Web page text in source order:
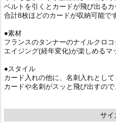
ベルトを引くとカードが飛び出るカ
合計8枚ほどのカードが収納可能です
●素材
フランスのタンナーのナイルクロコ
エイジング(経年変化)が楽しめるマ
●スタイル
カード入れの他に、名刺入れとして
カードや名刺がスッと飛び出すので
サイ